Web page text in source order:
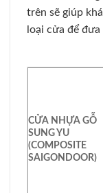
trên sẽ giúp
loại cửa để
CỬA NHỰA GỖ
SUNG YU
(COMPOSITE
SAIGONDOOR)